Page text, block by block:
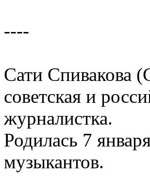
----
Сати Спивакова
советская и
журналистка.
Родилась 7
музыкантов.